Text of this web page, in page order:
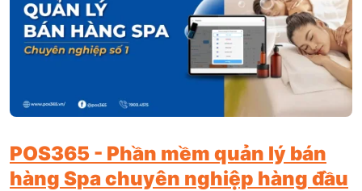
POS365 - Phần mềm quản lý bán
hàng Spa chuyên nghiệp hàng đầu